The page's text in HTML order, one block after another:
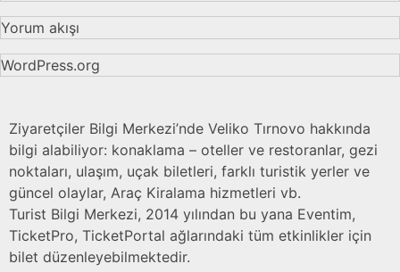
Yorum akışı
WordPress.org
Ziyaretçiler Bilgi Merkezi’nde Veliko Tırnovo hakkında
bilgi alabiliyor: konaklama – oteller ve restoranlar, gezi
noktaları, ulaşım, uçak biletleri, farklı turistik yerler ve
güncel olaylar, Araç Kiralama hizmetleri vb.
Turist Bilgi Merkezi, 2014 yılından bu yana Eventim,
TicketPro, TicketPortal ağlarındaki tüm etkinlikler için
bilet düzenleyebilmektedir.